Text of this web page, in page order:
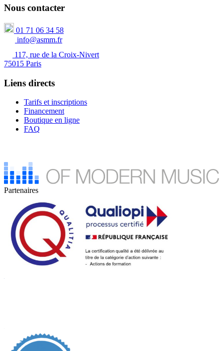
Nous contacter
01 71 06 34 58
info@asmm.fr
117, rue de la Croix-Nivert
75015 Paris
Liens directs
Tarifs et inscriptions
Financement
Boutique en ligne
FAQ
Partenaires